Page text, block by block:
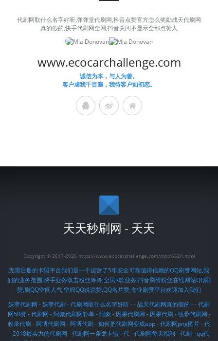
代刷网取什么名字好听,弹弹堂代刷网,抖音点赞官方怎么奖励战天代刷网
真的假的,快手代刷网全网,抖音关闭不显示全部点赞人
www.ecocarchallenge.com
诚信为本，与人为善。
客户虐我千百遍，我待客户如初恋。
天天秒刷网 - 天天
Copyright © 2017-2026 https://www.ecocarchallenge.com/mht/6624.html
无需注册的卡盟平台我们是一个运营了5年安全可靠值得信赖的QQ刷赞网站,我
们的业务范围:快手业务双击粉丝等等,全民K歌业务,抖音刷赞粉丝在线网站QQ刷
赞,刷QQ空间人气,空间QQ说说赞,QQ名片赞,专业刷赞平台欢迎加入我们
妖孽代刷网 - 妖孽代刷-代刷网取什么名字好听 --战天代刷网真的假的 --代刷
网50赞 - 代刷网 -阿豪代刷网补单 - 阿豪- 因果代刷网 - 因果代刷-收录代刷网 -
收录代刷-阿博代刷网 - 阿博代刷-如何把代刷网变成app-代刷网png图片 - 代
-2018最实力的代刷网 -代刷网一条龙卡盟 - 代-代刷网每天福利 - 代刷-qq代